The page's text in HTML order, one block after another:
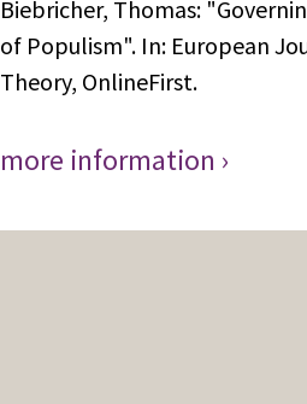
Biebricher, Thomas:
of Populism". In: European
Theory, OnlineFirst.
more information ›